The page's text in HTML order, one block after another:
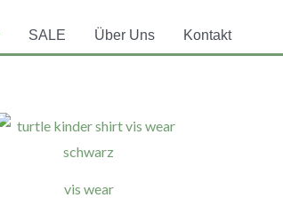
SALE Über Uns Kontakt
vis wear